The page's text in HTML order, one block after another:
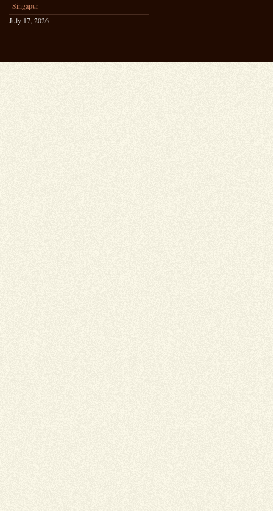
Singapur
July 17, 2026